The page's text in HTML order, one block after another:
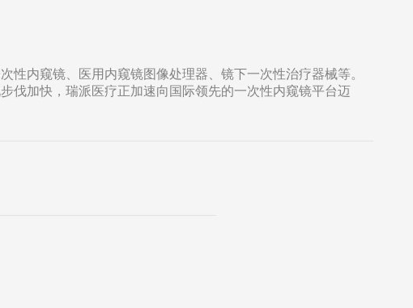
内窥镜、医用内窥镜图像处理器、镜下一次性治疗器械等。
伐加快，瑞派医疗正加速向国际领先的一次性内窥镜平台迈